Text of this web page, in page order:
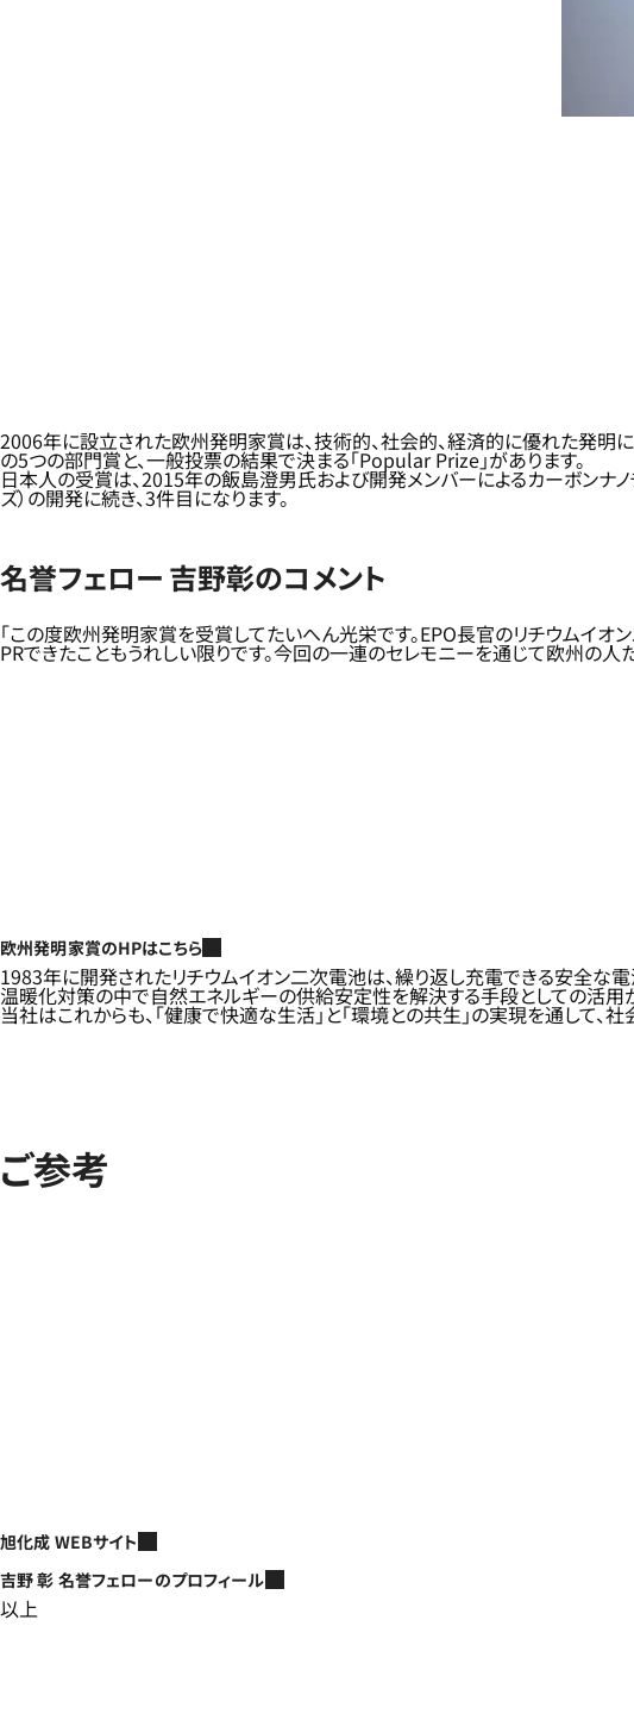
2006年に設立された欧州発明家賞は、技術的、社会的、経済的に優れた発明
の5つの部門賞と、一般投票の結果で決まる「Popular Prize」があります。
日本人の受賞は、2015年の飯島澄男氏および開発メンバーによるカーボンナ
ズ）の開発に続き、3件目になります。
名誉フェロー 吉野彰のコメント
「この度欧州発明家賞を受賞してたいへん光栄です。EPO長官のリチウムイオ
PRできたこともうれしい限りです。今回の一連のセレモニーを通じて欧州の
欧州発明家賞のHPはこちら
1983年に開発されたリチウムイオン二次電池は、繰り返し充電できる安全な
温暖化対策の中で自然エネルギーの供給安定性を解決する手段としての活用
当社はこれからも、「健康で快適な生活」と「環境との共生」の実現を通して、
ご参考
旭化成 WEBサイト
吉野 彰 名誉フェローのプロフィール
以上